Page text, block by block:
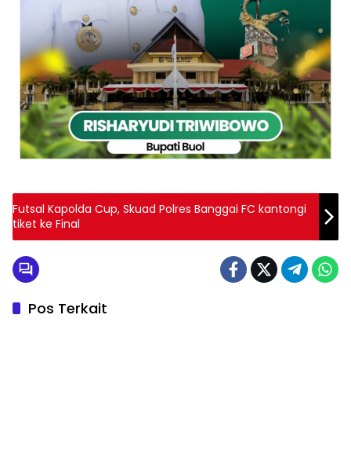
Futsal Kapolda Cup, Skuad Polres Banggai FC kantongi
tiket ke Final
Pos Terkait